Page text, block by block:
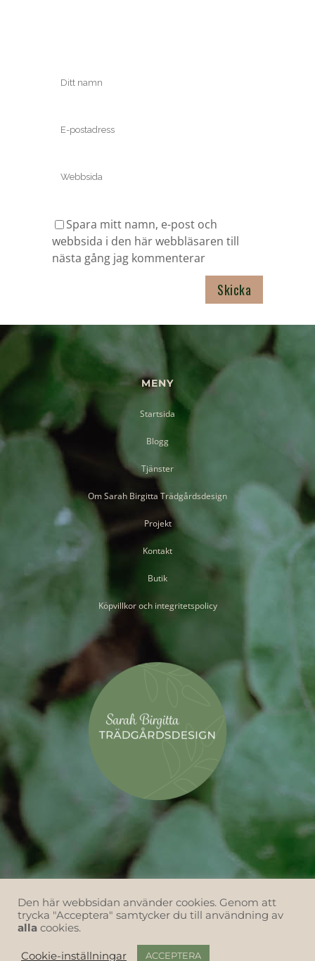
Spara mitt namn, e-post och
webbsida i den här webbläsaren till
nästa gång jag kommenterar
MENY
Startsida
Blogg
Tjänster
Om Sarah Birgitta Trädgårdsdesign
Projekt
Kontakt
Butik
Köpvillkor och integritetspolicy
Den här webbsidan använder cookies. Genom att
trycka "Acceptera" samtycker du till användning av
alla cookies.
Cookie-inställningar ACCEPTERA